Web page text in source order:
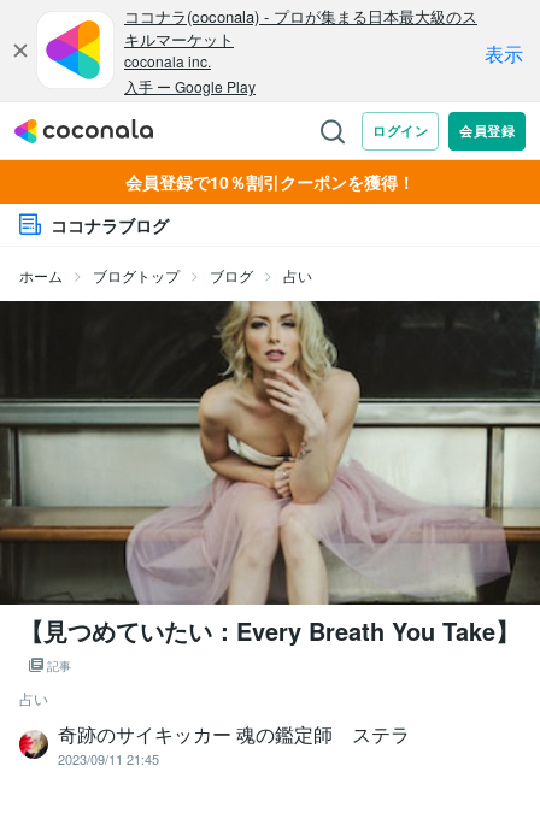
会員登録で10％割引クーポンを獲得！
ココナラブログ
ホーム ブログトップ ブログ 占い
【見つめていたい：Every Breath You Take】
記事
占い
奇跡のサイキッカー 魂の鑑定師 ステラ
2023/09/11 21:45